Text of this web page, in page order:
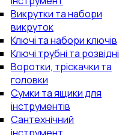
Викрутки та набори
викруток
Ключі та набори ключів
Ключі трубні та розвідні
Воротки, тріскачки та
головки
Сумки та ящики для
інструментів
Сантехнічний